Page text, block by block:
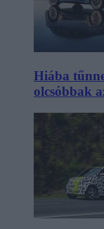
Hiába
olcsóbbak